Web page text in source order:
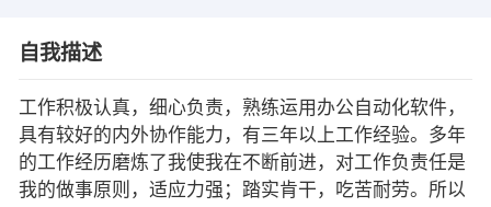
自我描述
工作积极认真，细心负责，熟练运用办公自动化软件，
具有较好的内外协作能力，有三年以上工作经验。多年
的工作经历磨炼了我使我在不断前进，对工作负责任是
我的做事原则，适应力强；踏实肯干，吃苦耐劳。所以